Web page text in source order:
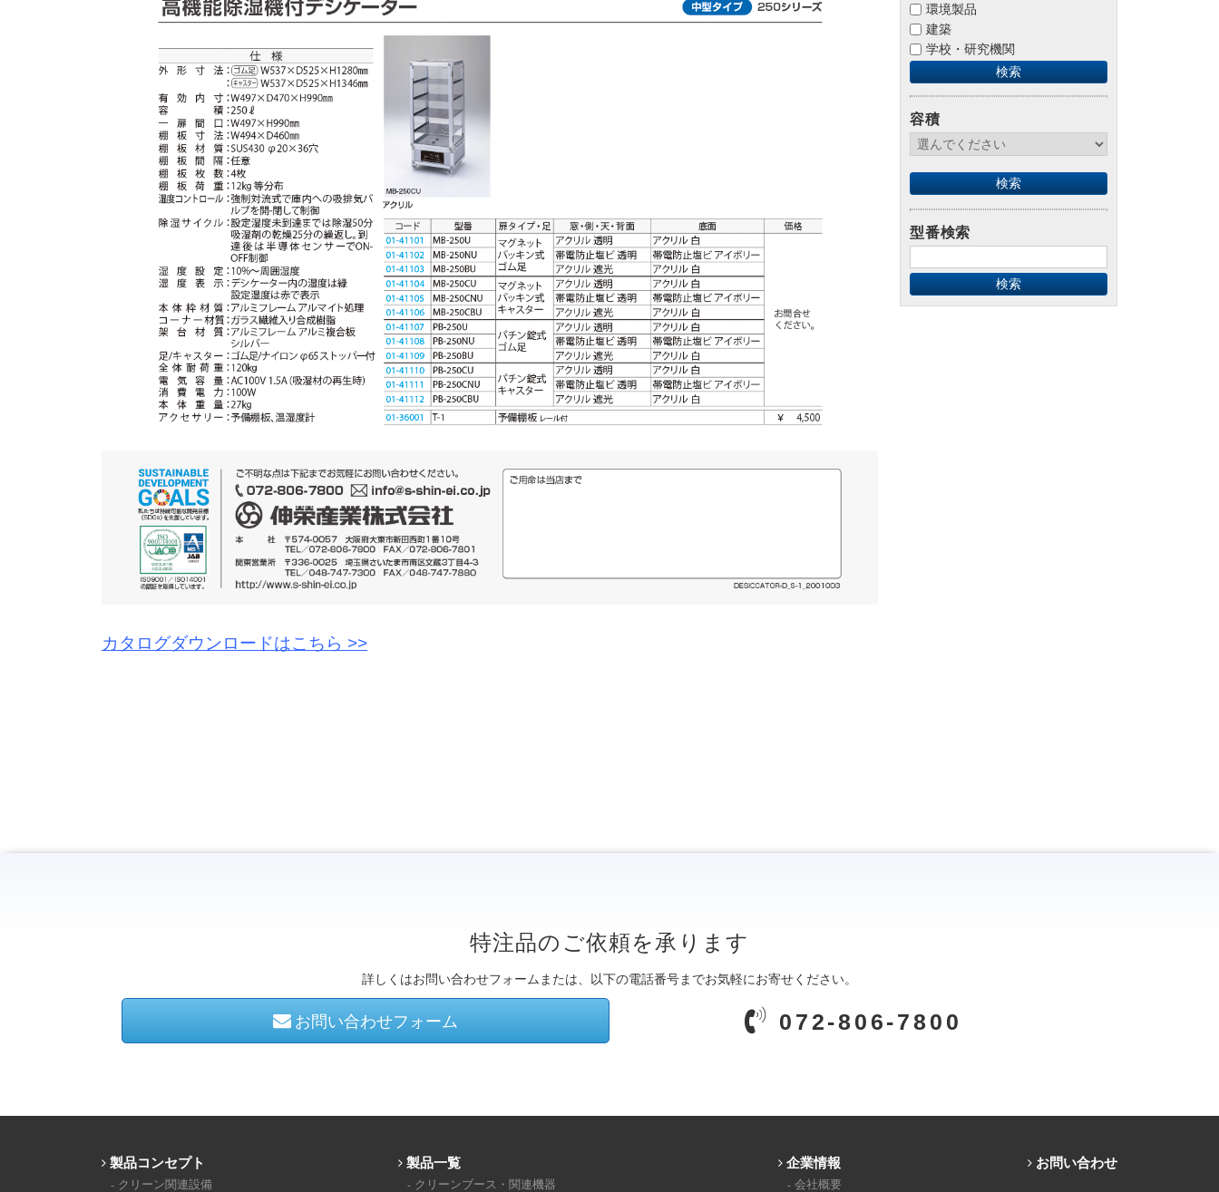
カタログダウンロードはこちら >>
環境製品
建築
学校・研究機関
容積
型番検索
特注品のご依頼を承ります
詳しくはお問い合わせフォームまたは、以下の電話番号までお気軽にお寄せください。
お問い合わせフォーム 072-806-7800
製品コンセプト
クリーン関連設備
製品一覧
クリーンブース・関連機器
企業情報
会社概要
お問い合わせ